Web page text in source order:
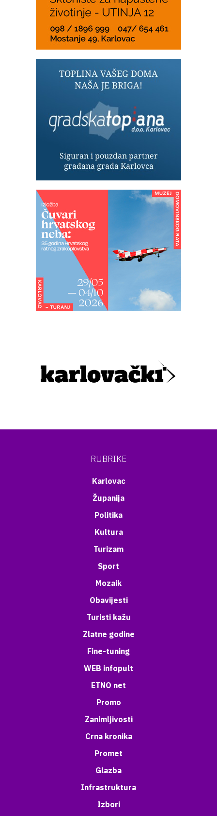
RUBRIKE
Karlovac
Županija
Politika
Kultura
Turizam
Sport
Mozaik
Obavijesti
Turisti kažu
Zlatne godine
Fine-tuning
WEB infopult
ETNO net
Promo
Zanimljivosti
Crna kronika
Promet
Glazba
Infrastruktura
Izbori